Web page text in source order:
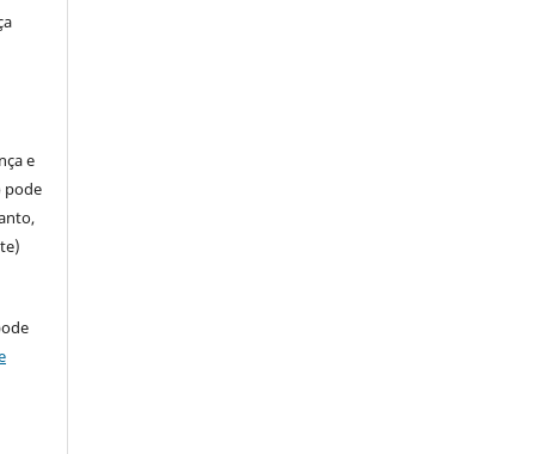
e
pode